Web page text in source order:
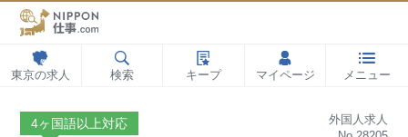
東京の求人 検索 キープ マイページ メニュー
4ヶ国語以上対応
外国人求人